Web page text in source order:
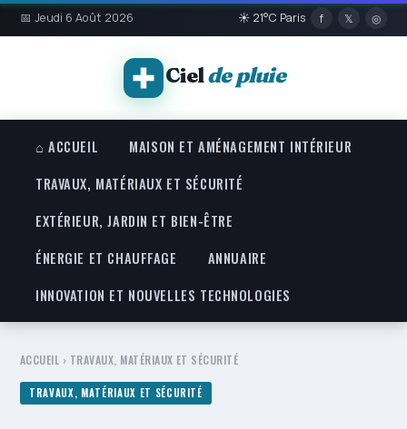
📅 Jeudi 6 Août 2026 ☀ 21°C Paris f 𝕏 ◎
Cielde pluie
⌂ ACCUEIL
MAISON ET AMÉNAGEMENT INTÉRIEUR
TRAVAUX, MATÉRIAUX ET SÉCURITÉ
EXTÉRIEUR, JARDIN ET BIEN-ÊTRE
ÉNERGIE ET CHAUFFAGE
ANNUAIRE
INNOVATION ET NOUVELLES TECHNOLOGIES
ACCUEIL › TRAVAUX, MATÉRIAUX ET SÉCURITÉ
TRAVAUX, MATÉRIAUX ET SÉCURITÉ